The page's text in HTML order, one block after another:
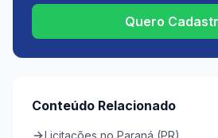
Quero
Conteúdo Relacionado
Licitações no Paraná (PR)